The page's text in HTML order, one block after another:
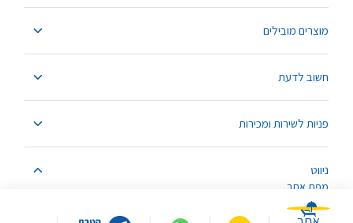
מוצרים מובילים
חשוב לדעת
פניות לשירות ומכירות
ניווט
מפת אתר